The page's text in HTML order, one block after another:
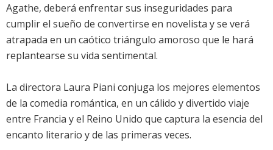
Agathe, deberá enfrentar sus inseguridades para
cumplir el sueño de convertirse en novelista y se verá
atrapada en un caótico triángulo amoroso que le hará
replantearse su vida sentimental.
La directora Laura Piani conjuga los mejores elementos
de la comedia romántica, en un cálido y divertido viaje
entre Francia y el Reino Unido que captura la esencia del
encanto literario y de las primeras veces.